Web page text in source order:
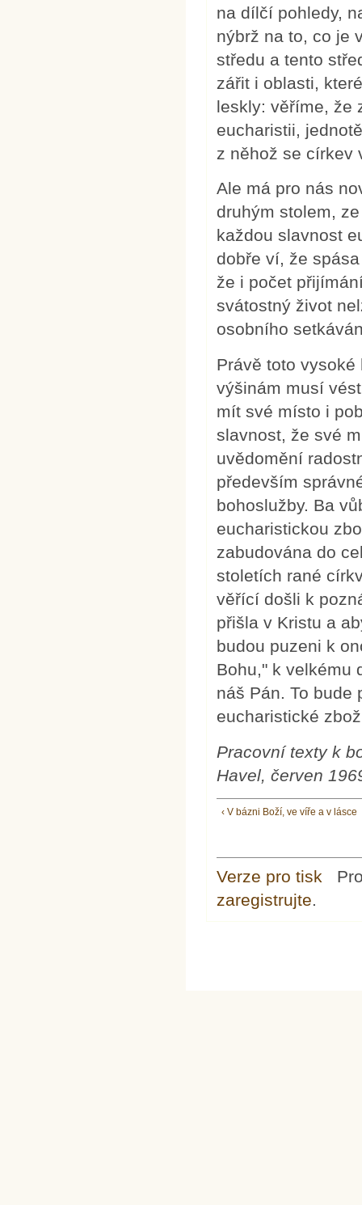
na dílčí pohledy,
nýbrž na to, co je
středu a tento
zářit i oblasti,
leskly: věříme, že
eucharistii,
z něhož se církev
Ale má pro nás
druhým stolem,
každou slavnost
dobře ví, že
že i počet
svátostný život
osobního
Právě toto
výšinám musí
mít své místo i
slavnost, že své
uvědomění
především
bohoslužby. Ba
eucharistickou
zabudována do
stoletích rané
věřící došli k
přišla v Kristu a
budou puzeni k
Bohu," k velkému
náš Pán. To bude
eucharistické
Pracovní texty k
Havel, červen
‹ V bázni Boží, ve víře a v lásce
Verze pro tisk
zaregistrujte